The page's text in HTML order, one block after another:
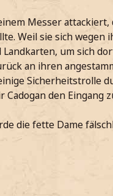
Messer attackiert,
Weil sie sich wegen
um sich
an ihren
Sicherheitstrolle
den Eingang
die fette Dame